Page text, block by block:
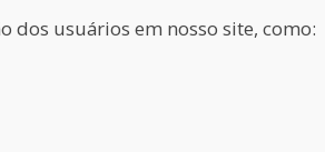
dos usuários em nosso site, como: